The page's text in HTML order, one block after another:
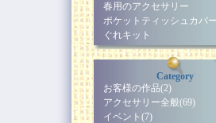
春用のアクセサリー
ポケットティッシュカバ
ぐれキット
Category
お客様の作品(2)
アクセサリー全般(69)
イベント(7)